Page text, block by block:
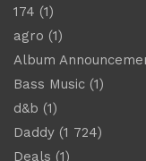
174 (1)
agro (1)
Album
Bass Music (1)
d&b (1)
Daddy (1 724)
Deals (1)